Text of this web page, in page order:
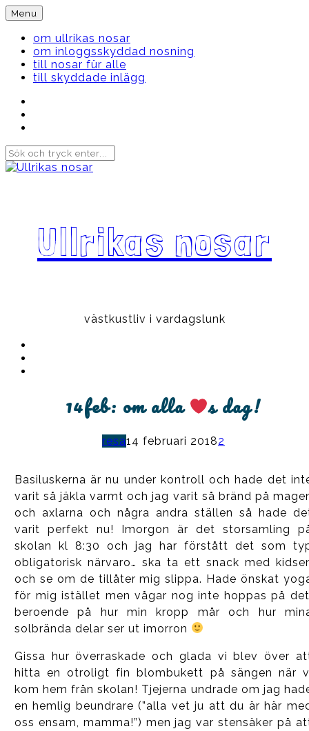
Skip
to
content
Menu
om ullrikas nosar
om inloggsskyddad nosning
till nosar für alle
till skyddade inlägg
Ullrikas nosar
västkustliv i vardagslunk
14feb: om alla s dag!
resa14 februari 20182
Basiluskerna är nu under kontroll och hade det
varit så jäkla varmt och jag varit så bränd på
och axlarna och några andra ställen så hade
varit perfekt nu! Imorgon är det storsamling
skolan kl 8:30 och jag har förstått det som
obligatorisk närvaro… ska ta ett snack med
och se om de tillåter mig slippa. Hade önskat
för mig istället men vågar nog inte hoppas på
beroende på hur min kropp mår och hur
solbrända delar ser ut imorron
Gissa hur överraskade och glada vi blev över
hitta en otroligt fin blombukett på sängen när
kom hem från skolan! Tjejerna undrade om jag
en hemlig beundrare (”alla vet ju att du är här
oss ensam, mamma!”) men jag var stensäker på